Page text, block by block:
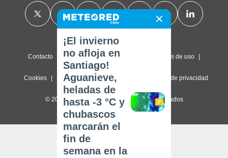
Contacto Sobre nosotros Términos de uso
Cookies Política de privacidad Configuración de privacidad
© 2026 Meteored. Todos los derechos reservados
¡El invierno
no afloja en
Santiago!
Aguanieve,
heladas de
hasta -3 °C y
chubascos
marcarán el
fin de
semana en la